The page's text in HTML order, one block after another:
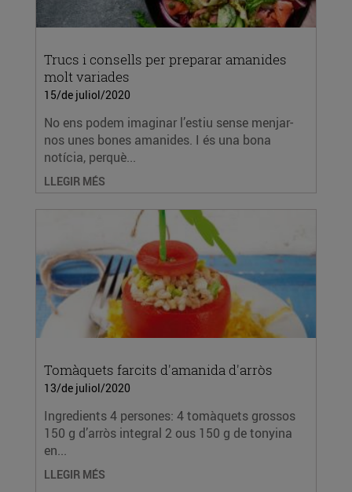
Trucs i consells per preparar amanides
molt variades
15/de juliol/2020
No ens podem imaginar l’estiu sense menjar-
nos unes bones amanides. I és una bona
notícia, perquè...
LLEGIR MÉS
Tomàquets farcits d'amanida d'arròs
13/de juliol/2020
Ingredients 4 persones: 4 tomàquets grossos
150 g d’arròs integral 2 ous 150 g de tonyina
en...
LLEGIR MÉS